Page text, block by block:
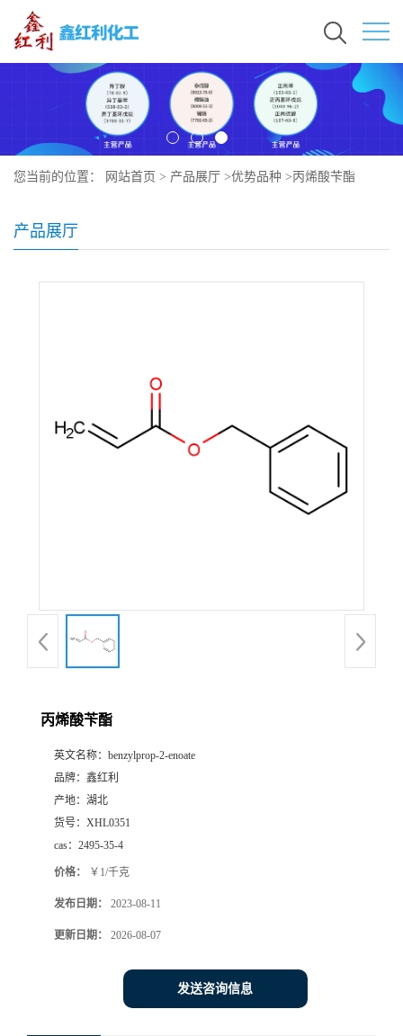
您当前的位置： 网站首页 > 产品展厅 >优势品种 >丙烯酸苄酯
产品展厅
丙烯酸苄酯
英文名称： benzylprop-2-enoate
品牌： 鑫红利
产地： 湖北
货号： XHL0351
cas： 2495-35-4
价格： ￥1/千克
发布日期： 2023-08-11
更新日期： 2026-08-07
发送咨询信息